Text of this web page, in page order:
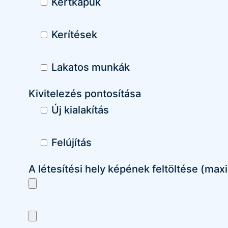
Kerítések
Lakatos munkák
Kivitelezés pontosítása
Új kialakítás
Felújítás
A létesítési hely képének feltöltése